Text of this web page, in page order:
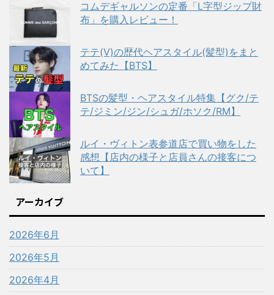
コムデギャルソンの定番「L字型ジップ財
布」を購入レビュー！
テテ(V)の歴代ヘアスタイル(髪型)をまと
めてみた【BTS】
BTSの髪型・ヘアスタイル特集【グク/テ
テ/ジミン/ジン/シュガ/ホソク/RM】
ルイ・ヴィトン表参道店で買い物をした
感想【店内の様子と店員さんの接客につ
いて】
アーカイブ
2026年6月
2026年5月
2026年4月